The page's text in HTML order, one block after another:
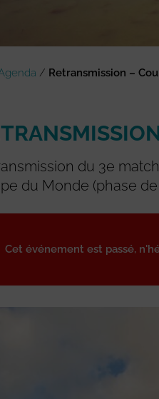
/ Retransmission –
du 3e
du Monde (phase
Cet événement est passé,